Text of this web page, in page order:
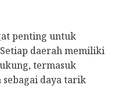
penting untuk
daerah memiliki
termasuk
sebagai daya tarik